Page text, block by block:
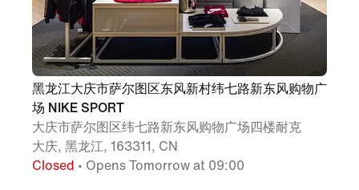
黑龙江大庆市萨尔图区东风新村纬七路新东风购物广
场 NIKE SPORT
大庆市萨尔图区纬七路新东风购物广场四楼耐克
大庆, 黑龙江, 163311, CN
Closed • Opens Tomorrow at 09:00